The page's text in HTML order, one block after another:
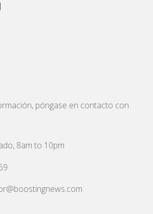
póngase en contacto con
8am to 10pm